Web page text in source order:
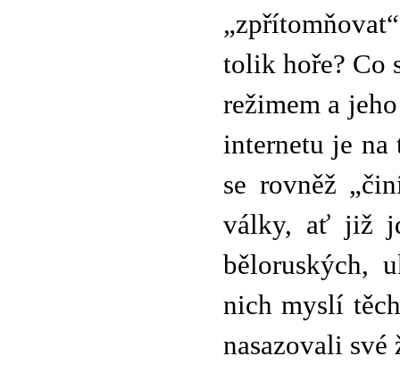
tolik hoře? Co
režimem a
internetu je na
se rovněž
války, ať již
běloruských,
nich myslí
nasazovali